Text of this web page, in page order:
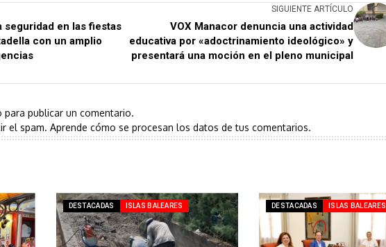
seguridad en las fiestas
con un amplio
SIGUIENTE ARTÍCULO
VOX Manacor denuncia una actividad
educativa por «adoctrinamiento ideológico» y
presentará una moción en el pleno municipal
para publicar un comentario.
el spam. Aprende cómo se procesan los datos de tus comentarios.
DESTACADAS ISLAS BALEARES DESTACADAS ISLAS BALEARES